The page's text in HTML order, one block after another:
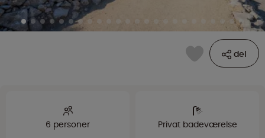
del
6 personer Privat badeværelse